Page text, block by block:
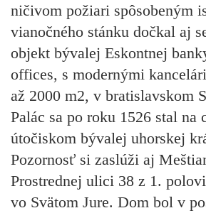
ničivom požiari spôsobeným
vianočného stánku dočkal aj
objekt bývalej Eskontnej
offices, s modernými
až 2000 m2, v bratislavskom
Palác sa po roku 1526 stal na
útočiskom bývalej uhorskej
Pozornosť si zaslúži aj
Prostrednej ulici 38 z 1.
vo Svätom Jure. Dom bol v